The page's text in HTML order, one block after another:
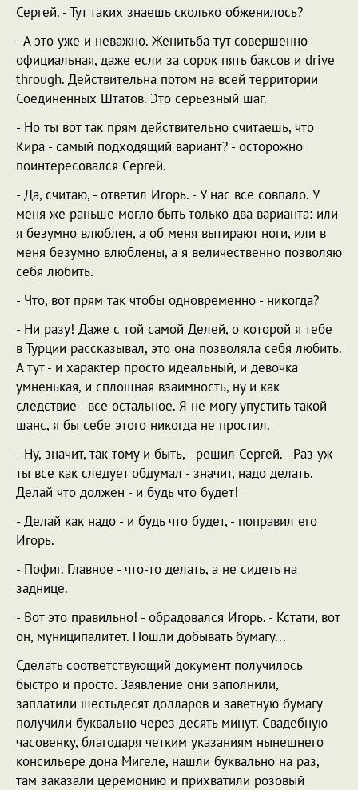
Сергей. - Тут таких знаешь сколько обженилось?
- А это уже и неважно. Женитьба тут совершенно
официальная, даже если за сорок пять баксов и drive
through. Действительна потом на всей территории
Соединенных Штатов. Это серьезный шаг.
- Но ты вот так прям действительно считаешь, что
Кира - самый подходящий вариант? - осторожно
поинтересовался Сергей.
- Да, считаю, - ответил Игорь. - У нас все совпало. У
меня же раньше могло быть только два варианта: или
я безумно влюблен, а об меня вытирают ноги, или в
меня безумно влюблены, а я величественно позволяю
себя любить.
- Что, вот прям так чтобы одновременно - никогда?
- Ни разу! Даже с той самой Делей, о которой я тебе
в Турции рассказывал, это она позволяла себя любить.
А тут - и характер просто идеальный, и девочка
умненькая, и сплошная взаимность, ну и как
следствие - все остальное. Я не могу упустить такой
шанс, я бы себе этого никогда не простил.
- Ну, значит, так тому и быть, - решил Сергей. - Раз уж
ты все как следует обдумал - значит, надо делать.
Делай что должен - и будь что будет!
- Делай как надо - и будь что будет, - поправил его
Игорь.
- Пофиг. Главное - что-то делать, а не сидеть на
заднице.
- Вот это правильно! - обрадовался Игорь. - Кстати, вот
он, муниципалитет. Пошли добывать бумагу...
Сделать соответствующий документ получилось
быстро и просто. Заявление они заполнили,
заплатили шестьдесят долларов и заветную бумагу
получили буквально через десять минут. Свадебную
часовенку, благодаря четким указаниям нынешнего
консильере дона Мигеле, нашли буквально на раз,
там заказали церемонию и прихватили розовый